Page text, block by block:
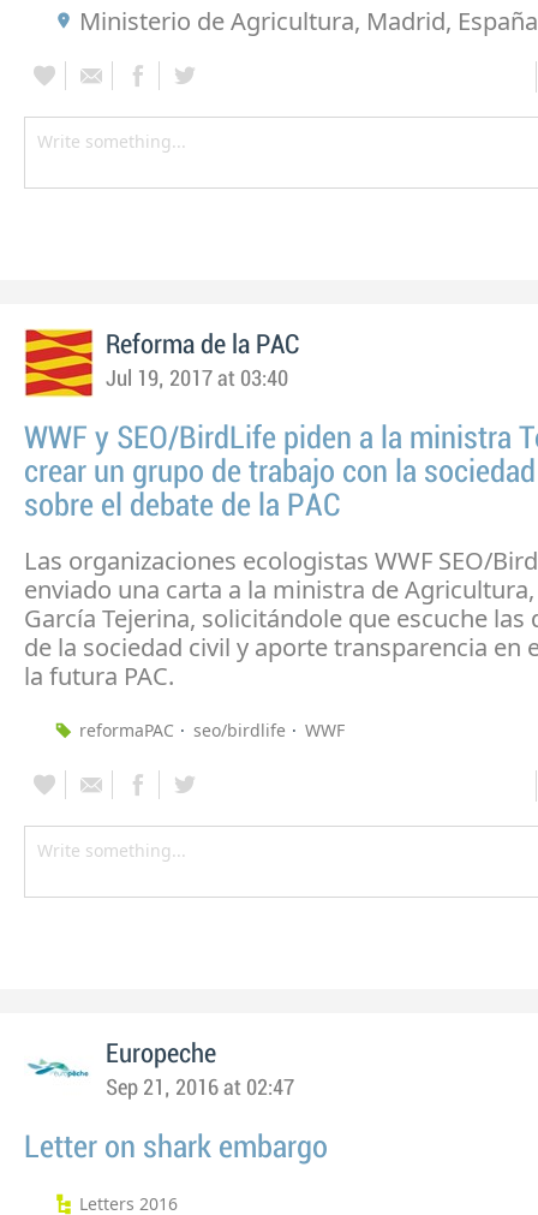
Ministerio de Agricultura, Madrid, España
Reforma de la PAC
Jul 19, 2017 at 03:40
WWF y SEO/BirdLife piden a la ministra
crear un grupo de trabajo con la
sobre el debate de la PAC
Las organizaciones ecologistas WWF SEO/
enviado una carta a la ministra de
García Tejerina, solicitándole que escuche las
de la sociedad civil y aporte transparencia en
la futura PAC.
reformaPAC seo/birdlife WWF
Europeche
Sep 21, 2016 at 02:47
Letter on shark embargo
Letters 2016